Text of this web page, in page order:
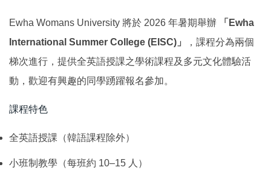
國際鏈結
Ewha Womans University 將於 2026 年暑期舉辦
「Ewha
International Summer College (EISC)」
，課程分為兩個
梯次進行，提供全英語授課之學術課程及多元文化體驗活
動，歡迎有興趣的同學踴躍報名參加。
課程特色
全英語授課（韓語課程除外）
小班制教學（每班約 10–15 人）